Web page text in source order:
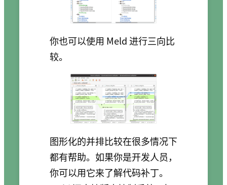
你也可以使用 Meld 进行三向比
较。
图形化的并排比较在很多情况下
都有帮助。如果你是开发人员，
你可以用它来了解代码补丁。